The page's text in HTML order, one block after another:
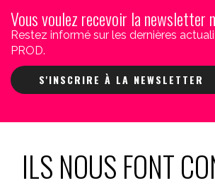
Vous voulez recevoir la newsletter
Restez informé sur les dernières
PROD.
S'INSCRIRE À LA NEWSLETTER
ILS NOUS FONT